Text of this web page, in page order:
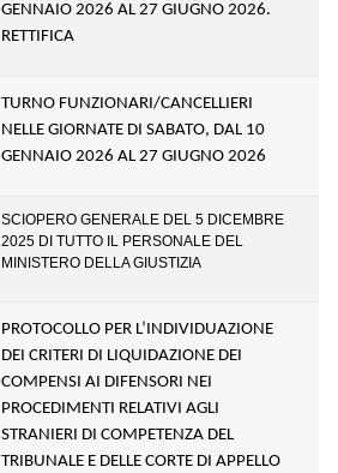
GENNAIO 2026 AL 27 GIUGNO 2026.
RETTIFICA
TURNO FUNZIONARI/CANCELLIERI
NELLE GIORNATE DI SABATO, DAL 10
GENNAIO 2026 AL 27 GIUGNO 2026
SCIOPERO GENERALE DEL 5 DICEMBRE
2025 DI TUTTO IL PERSONALE DEL
MINISTERO DELLA GIUSTIZIA
PROTOCOLLO PER L’INDIVIDUAZIONE
DEI CRITERI DI LIQUIDAZIONE DEI
COMPENSI AI DIFENSORI NEI
PROCEDIMENTI RELATIVI AGLI
STRANIERI DI COMPETENZA DEL
TRIBUNALE E DELLE CORTE DI APPELLO